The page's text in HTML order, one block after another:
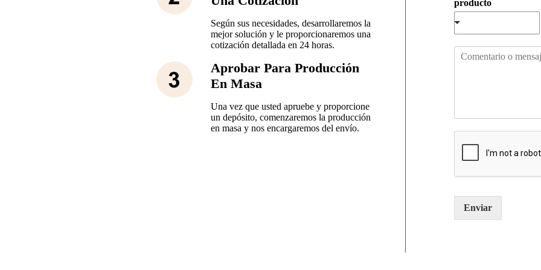
Según sus necesidades, desarrollaremos la
mejor solución y le proporcionaremos una
cotización detallada en 24 horas.
Aprobar Para Producción
En Masa
Una vez que usted apruebe y proporcione
un depósito, comenzaremos la producción
en masa y nos encargaremos del envío.
r
e
*
o
o
producto
e
s
Enviar